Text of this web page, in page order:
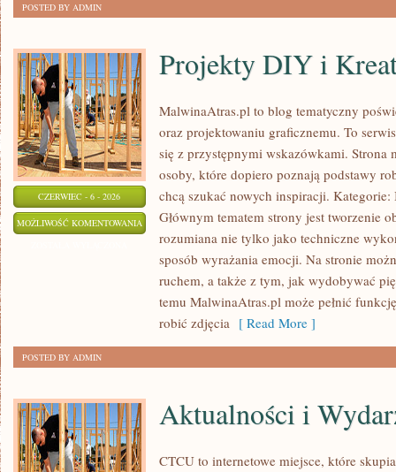
POSTED BY ADMIN
CZERWIEC - 6 - 2026
MOŻLIWOŚĆ KOMENTOWANIA PROJEKTY
KREATYWNE
TRIKI
Projekty DIY i
MalwinaAtras.pl to blog tematyczny
oraz projektowaniu graficznemu. To
się z przystępnymi wskazówkami. Strona
osoby, które dopiero poznają podstawy
chcą szukać nowych inspiracji.
Głównym tematem strony jest tworzenie
rozumiana nie tylko jako techniczne
sposób wyrażania emocji. Na stronie
ruchem, a także z tym, jak wydobywać
temu MalwinaAtras.pl może pełnić
robić zdjęcia [ Read More ]
POSTED BY ADMIN
Aktualności i
CTCU to internetowe miejsce, które